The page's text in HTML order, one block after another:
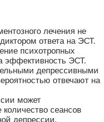
лечения не
ответа на ЭСТ.
психотропных
эффективность ЭСТ.
депрессивными
отвечают на
может
сеансов
депрессии.